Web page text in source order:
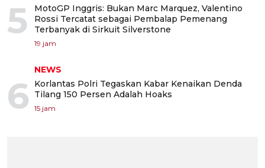
5
MotoGP Inggris: Bukan Marc Marquez, Valentino
Rossi Tercatat sebagai Pembalap Pemenang
Terbanyak di Sirkuit Silverstone
19 jam
6
NEWS
Korlantas Polri Tegaskan Kabar Kenaikan Denda
Tilang 150 Persen Adalah Hoaks
15 jam